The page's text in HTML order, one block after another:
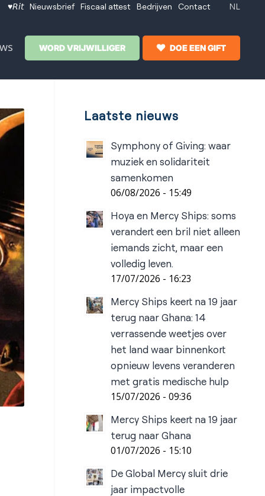
♥𝘙𝘪𝘵 Nieuwsbrief Fiscaal attest Bedrijven Contact NL
WORD VRIJWILLIGER DOE EEN GIFT
Laatste nieuws
Symphony of Giving: waar
muziek en solidariteit
samenkomen
06/08/2026 - 15:49
Hoya en Mercy Ships: soms
verandert een bril niet alleen
iemands zicht, maar een
volledig leven.
17/07/2026 - 16:23
Mercy Ships keert na 19 jaar
terug naar Ghana: 14
verrassende weetjes over
het land waar binnenkort
opnieuw levens veranderen
met gratis medische hulp
15/07/2026 - 09:36
Mercy Ships keert na 19 jaar
terug naar Ghana
01/07/2026 - 15:10
De Global Mercy sluit drie
jaar impactvolle